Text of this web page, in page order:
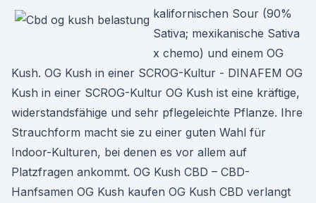
kalifornischen Sour (90%
Sativa; mexikanische Sativa
x chemo) und einem OG
Kush. OG Kush in einer SCROG-Kultur - DINAFEM OG
Kush in einer SCROG-Kultur OG Kush ist eine kräftige,
widerstandsfähige und sehr pflegeleichte Pflanze. Ihre
Strauchform macht sie zu einer guten Wahl für
Indoor-Kulturen, bei denen es vor allem auf
Platzfragen ankommt. OG Kush CBD – CBD-
Hanfsamen OG Kush kaufen OG Kush CBD verlangt